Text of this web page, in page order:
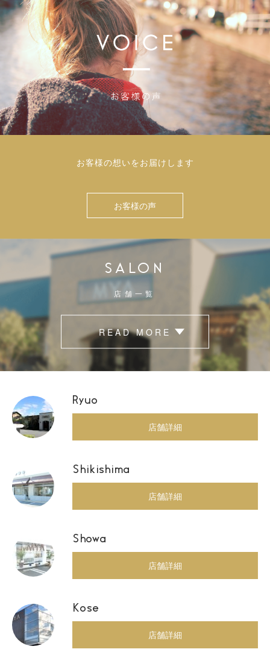
お客様の想いをお届けします
お客様の声
SALON
店舗一覧
READ MORE
Ryuo
店舗詳細
Shikishima
店舗詳細
Showa
店舗詳細
Kose
店舗詳細